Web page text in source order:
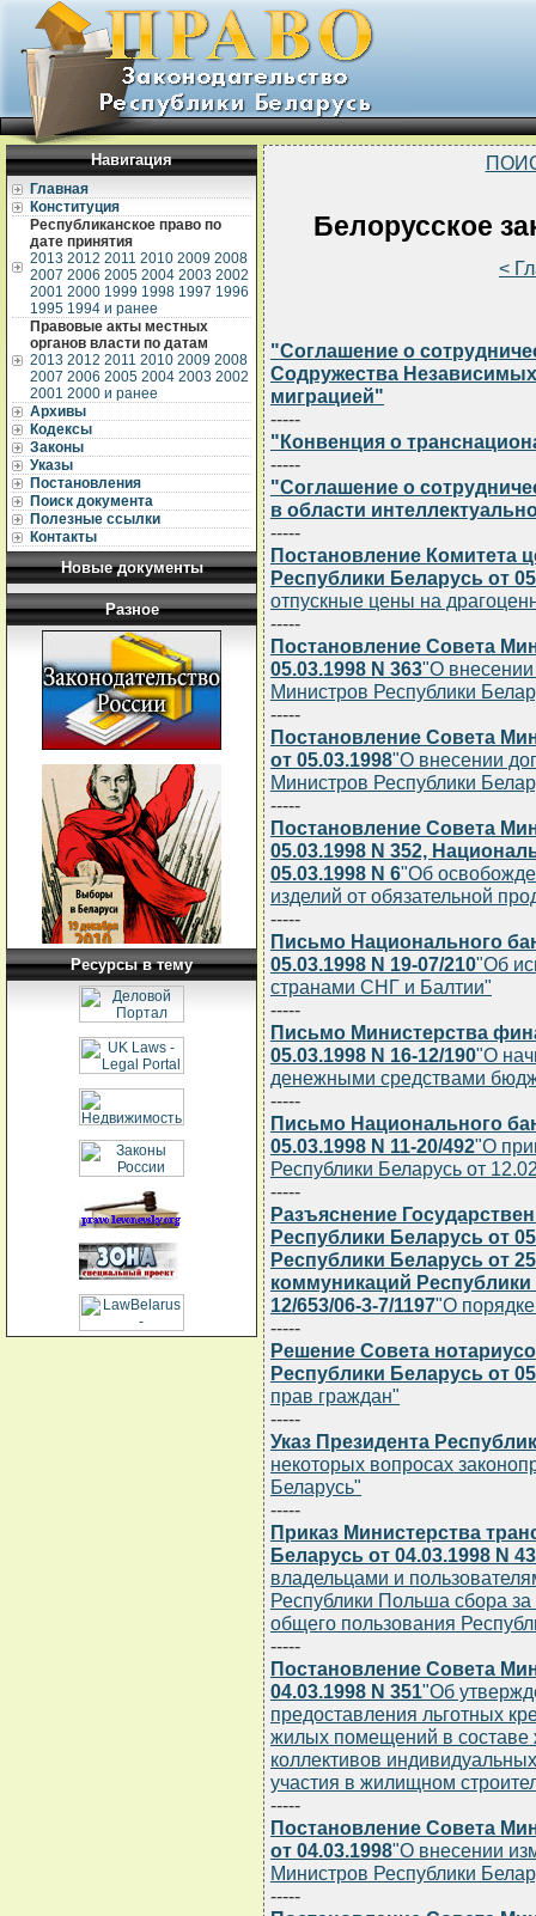
Навигация
Главная
Конституция
Республиканское право по
дате принятия
2013 2012 2011 2010 2009 2008
2007 2006 2005 2004 2003 2002
2001 2000 1999 1998 1997 1996
1995 1994 и ранее
Правовые акты местных
органов власти по датам
2013 2012 2011 2010 2009 2008
2007 2006 2005 2004 2003 2002
2001 2000 и ранее
Архивы
Кодексы
Законы
Указы
Постановления
Поиск документа
Полезные ссылки
Контакты
Новые документы
Разное
Ресурсы в тему
Белорусское
<
"Соглашение о
Содружества
миграцией"
-----
"Конвенция о
-----
"Соглашение о
в области
-----
Постановление Комитета
Республики Беларусь от
отпускные цены на
-----
Постановление Совета
05.03.1998 N 363"О
Министров Республики
-----
Постановление Совета
от 05.03.1998"О внесении
Министров Республики
-----
Постановление Совета
05.03.1998 N 352,
05.03.1998 N 6"Об
изделий от обязательной
-----
Письмо Национального
05.03.1998 N 19-07/210"Об
странами СНГ и Балтии"
-----
Письмо Министерства
05.03.1998 N 16-12/190"О
денежными средствами
-----
Письмо Национального
05.03.1998 N 11-20/492"О
Республики Беларусь от
-----
Разъяснение
Республики Беларусь от
Республики Беларусь от
коммуникаций Республики
12/653/06-3-7/1197"О
-----
Решение Совета
Республики Беларусь от
прав граждан"
-----
Указ Президента
некоторых вопросах
Беларусь"
-----
Приказ Министерства
Беларусь от 04.03.1998 N
владельцами и
Республики Польша сбора
общего пользования
-----
Постановление Совета
04.03.1998 N 351"Об
предоставления льготных
жилых помещений в составе
коллективов
участия в жилищном
-----
Постановление Совета
от 04.03.1998"О внесении
Министров Республики
-----